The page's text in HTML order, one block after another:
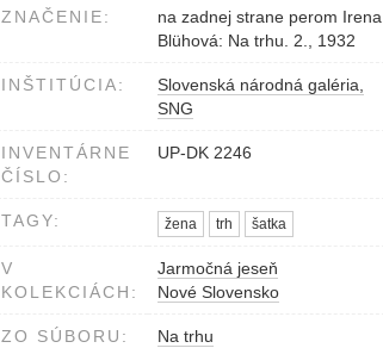
ZNAČENIE:
na zadnej strane perom Irena
Blühová: Na trhu. 2., 1932
INŠTITÚCIA:
Slovenská národná galéria,
SNG
INVENTÁRNE
ČÍSLO:
UP-DK 2246
TAGY: žena trh šatka
V
KOLEKCIÁCH:
Jarmočná jeseň
Nové Slovensko
ZO SÚBORU: Na trhu